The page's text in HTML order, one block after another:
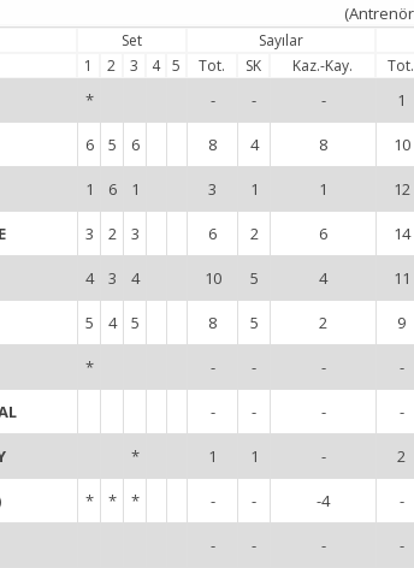
Set Sayılar
1
2 3 4 5 Tot. SK Kaz.-Kay. Tot.
* - - - 1
6 5 6 8 4 8 10
1 6 1 3 1 1 12
3 2 3 6 2 6 14
4 3 4 10 5 4 11
5 4 5 8 5 2 9
* - - - -
- - - -
* 1 1 - 2
* * * - - -4 -
- - - -